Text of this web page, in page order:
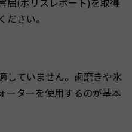
さい。
していません。歯磨きや氷
ーターを使用するのが基本